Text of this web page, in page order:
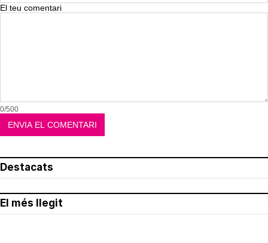
El teu comentari
0/500
Destacats
El més llegit